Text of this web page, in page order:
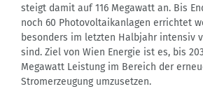
steigt damit auf 116 Megawatt an. Bis
noch 60 Photovoltaikanlagen errichtet
besonders im letzten Halbjahr intensiv
sind. Ziel von Wien Energie ist es, bis
Megawatt Leistung im Bereich der
Stromerzeugung umzusetzen.